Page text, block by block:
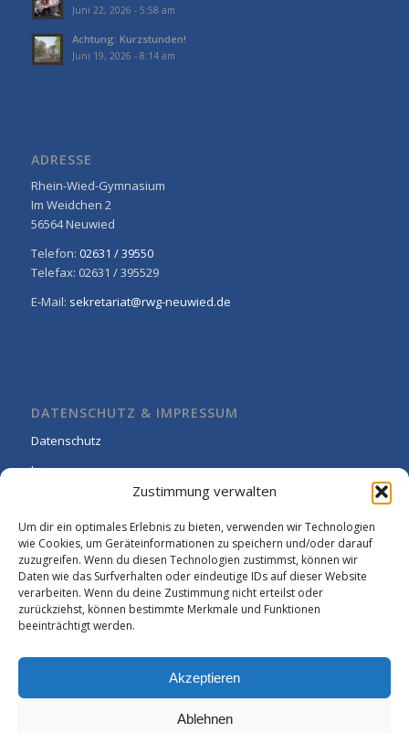
Zustimmung verwalten
Um dir ein optimales Erlebnis zu bieten, verwenden wir Technologien
wie Cookies, um Geräteinformationen zu speichern und/oder darauf
zuzugreifen. Wenn du diesen Technologien zustimmst, können wir
Daten wie das Surfverhalten oder eindeutige IDs auf dieser Website
verarbeiten. Wenn du deine Zustimmung nicht erteilst oder
zurückziehst, können bestimmte Merkmale und Funktionen
beeinträchtigt werden.
Akzeptieren
Ablehnen
Juni 22, 2026 - 5:58 am
Achtung: Kurzstunden!
Juni 19, 2026 - 8:14 am
ADRESSE
Rhein-Wied-Gymnasium
Im Weidchen 2
56564 Neuwied
Telefon: 02631 / 39550
Telefax: 02631 / 395529
E-Mail: sekretariat@rwg-neuwied.de
DATENSCHUTZ & IMPRESSUM
Datenschutz
Impressum
Cookie-Richtlinie (EU)